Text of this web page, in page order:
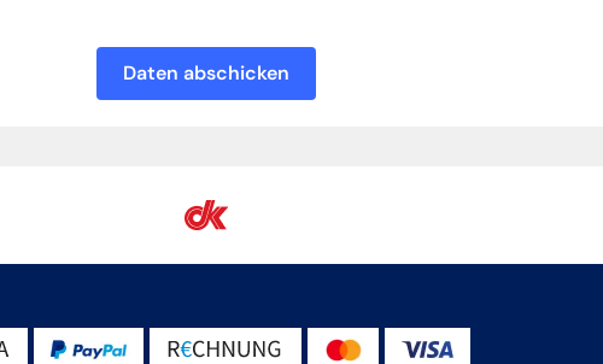
Daten abschicken